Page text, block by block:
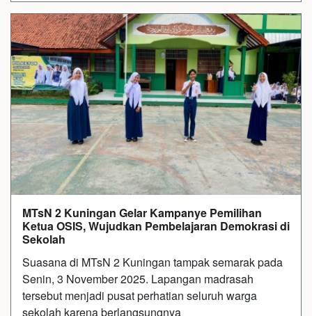
MTsN 2 Kuningan Gelar Kampanye Pemilihan
Ketua OSIS, Wujudkan Pembelajaran Demokrasi di
Sekolah
Suasana di MTsN 2 Kuningan tampak semarak pada
Senin, 3 November 2025. Lapangan madrasah
tersebut menjadi pusat perhatian seluruh warga
sekolah karena berlangsungnya